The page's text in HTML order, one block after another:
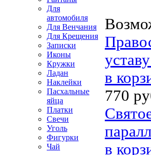
Для
автомобиля
Для Венчания
Для Крещения
Записки
Иконы
Кружки
Ладан
Наклейки
Пасхальные
яйца
Платки
Свечи
Уголь
Фигурки
Чай
в
770
в